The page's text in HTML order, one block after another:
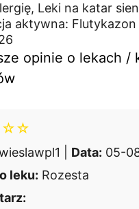
Leki na katar
aktywna: Flutykazon
opinie o lekach /
| Data: 05-
leku: Rozesta